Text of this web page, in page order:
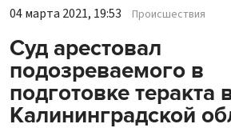
04 марта 2021, 19:53 Происшествия
Суд арестовал
подозреваемого в
подготовке теракта
Калининградской